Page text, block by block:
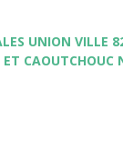
UNION VILLE
CAOUTCHOUC